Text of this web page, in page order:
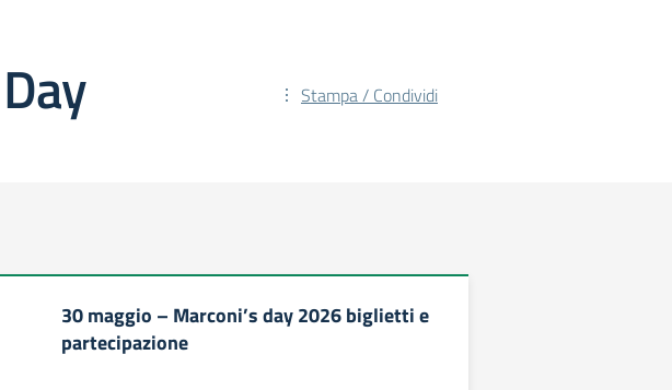
Stampa / Condividi
30 maggio – Marconi’s day 2026 biglietti e
partecipazione